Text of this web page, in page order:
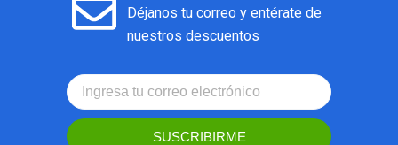
Déjanos tu correo y entérate de
nuestros descuentos
SUSCRIBIRME